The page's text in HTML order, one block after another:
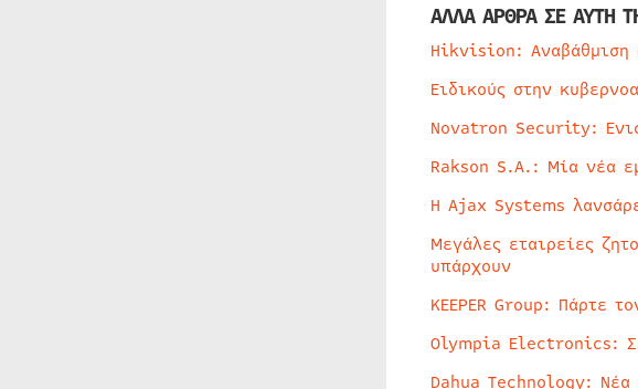
ΑΛΛΑ ΑΡΘΡΑ ΣΕ ΑΥΤΗ
Hikvision:
Ειδικούς στην
Novatron Security:
Rakson S.A.: Μία νέα
Η Ajax Systems
Μεγάλες εταιρείες
υπάρχουν
KEEPER Group: Πάρτε
Olympia Electronics:
Dahua Technology: Νέα